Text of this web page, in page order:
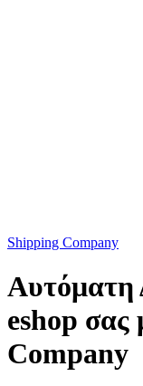
Shipping Company
Αυτόματη
eshop σας
Company